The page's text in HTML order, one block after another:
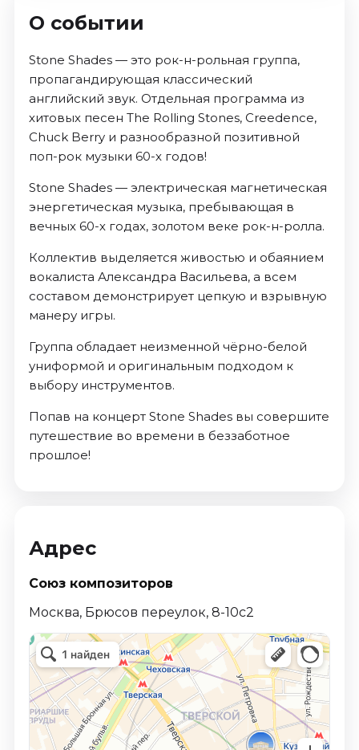
О событии
Stone Shades — это рок-н-рольная группа,
пропагандирующая классический
английский звук. Отдельная программа из
хитовых песен The Rolling Stones, Creedence,
Chuck Berry и разнообразной позитивной
поп-рок музыки 60-х годов!
Stone Shades — электрическая магнетическая
энергетическая музыка, пребывающая в
вечных 60-х годах, золотом веке рок-н-ролла.
Коллектив выделяется живостью и обаянием
вокалиста Александра Васильева, а всем
составом демонстрирует цепкую и взрывную
манеру игры.
Группа обладает неизменной чёрно-белой
униформой и оригинальным подходом к
выбору инструментов.
Попав на концерт Stone Shades вы совершите
путешествие во времени в беззаботное
прошлое!
Адрес
Союз композиторов
Москва, Брюсов переулок, 8-10с2